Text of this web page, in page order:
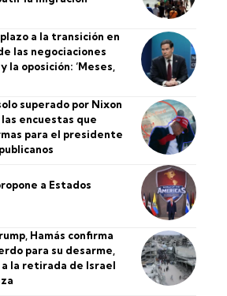
a la transición en
las negociaciones
la oposición: ‘Meses,
superado por Nixon
encuestas que
para el presidente
a Estados
Hamás confirma
para su desarme,
a la retirada de Israel